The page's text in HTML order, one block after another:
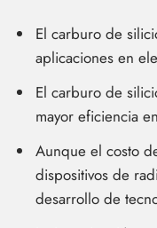
El carburo de
aplicaciones en
El carburo de
mayor eficiencia
Aunque el costo
dispositivos de
desarrollo de